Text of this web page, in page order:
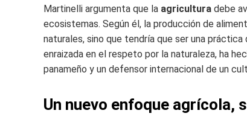
Martinelli argumenta que la agricultura debe
ecosistemas. Según él, la producción de
naturales, sino que tendría que ser una
enraizada en el respeto por la naturaleza, ha
panameño y un defensor internacional de un
Un nuevo enfoque agrícola,